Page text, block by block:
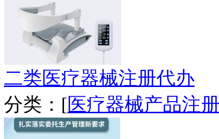
二类医疗器械注册代办
分类：[医疗器械产品注